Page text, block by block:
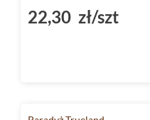
22,30 zł/szt